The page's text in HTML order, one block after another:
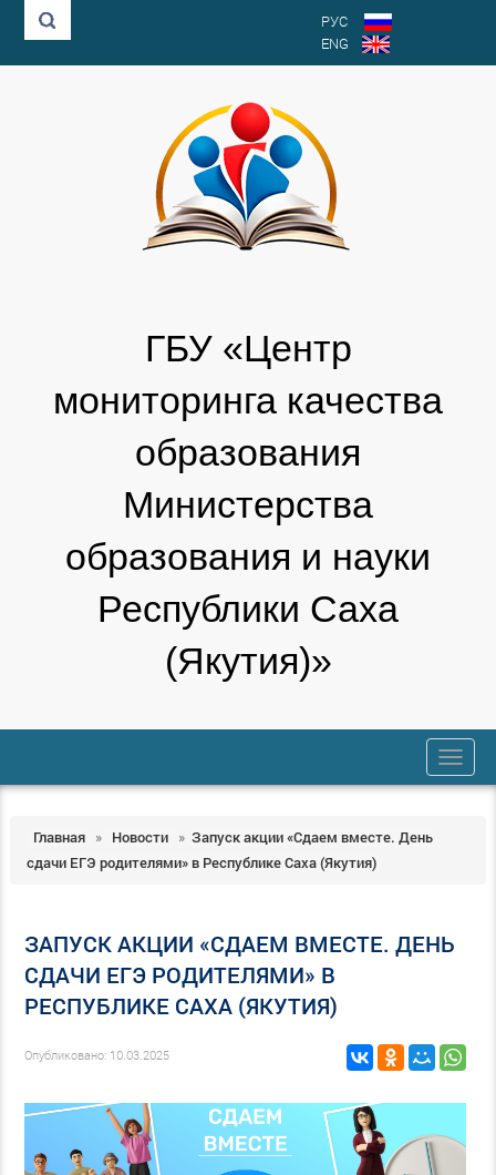
РУС
ENG
ГБУ «Центр
мониторинга качества
образования
Министерства
образования и науки
Республики Саха
(Якутия)»
trk
Главная » Новости » Запуск акции «Сдаем вместе. День
сдачи ЕГЭ родителями» в Республике Саха (Якутия)
ЗАПУСК АКЦИИ «СДАЕМ ВМЕСТЕ. ДЕНЬ
СДАЧИ ЕГЭ РОДИТЕЛЯМИ» В
РЕСПУБЛИКЕ САХА (ЯКУТИЯ)
Опубликовано: 10.03.2025